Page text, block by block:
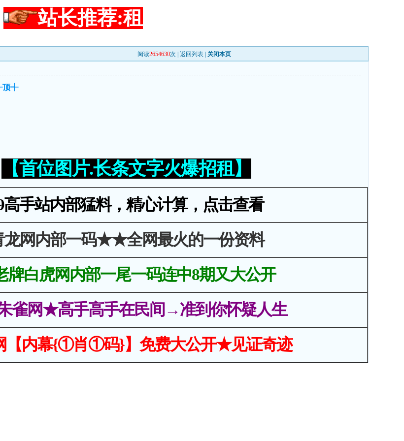
站长推荐:租
阅读2654630次 | 返回列表 关闭本页
顶┽
【首位图片.长条文字火爆招租】
高手站内部猛料，精心计算，点击查看
龙网内部一码★★全网最火的一份资料
牌白虎网内部一尾一码连中8期又大公开
雀网★高手高手在民间→准到你怀疑人生
【内幕{①肖①码}】免费大公开★见证奇迹